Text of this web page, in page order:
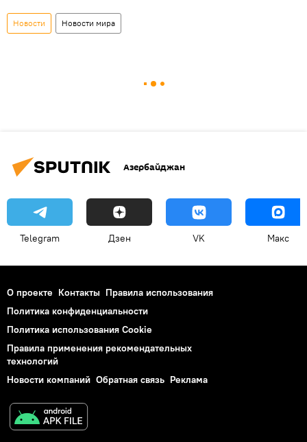
Новости Новости мира
Азербайджан
Telegram Дзен VK Макс
О проекте Контакты Правила использования
Политика конфиденциальности
Политика использования Cookie
Правила применения рекомендательных
технологий
Новости компаний Обратная связь Реклама